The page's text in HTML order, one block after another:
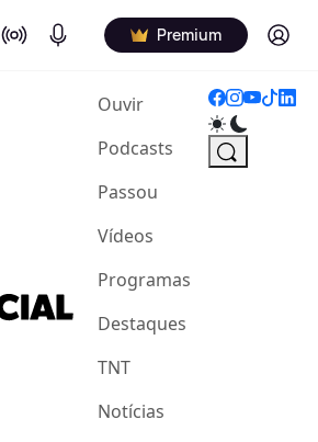
On Air Podcasts Premium Log in
Ouvir(current)
Podcasts
Passou
Vídeos
Programas
Destaques
TNT
Notícias